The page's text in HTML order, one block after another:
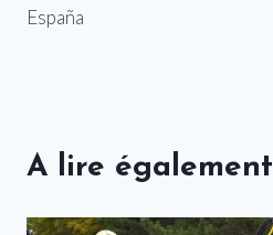
España
A lire également